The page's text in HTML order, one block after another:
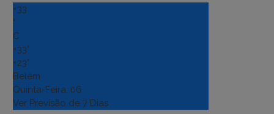
+33
°
C
+33°
+23°
Belém
Quinta-Feira, 06
Ver Previsão de 7 Dias